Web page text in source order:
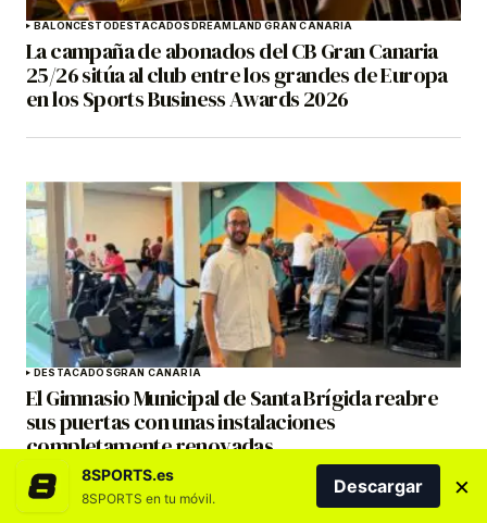
BALONCESTODESTACADOSDREAMLAND GRAN CANARIA
La campaña de abonados del CB Gran Canaria
25/26 sitúa al club entre los grandes de Europa
en los Sports Business Awards 2026
DESTACADOSGRAN CANARIA
El Gimnasio Municipal de Santa Brígida reabre
sus puertas con unas instalaciones
completamente renovadas
8SPORTS.es
8SPORTS en tu móvil.
Descargar ×